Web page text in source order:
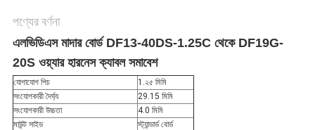
গোপনীয়তা
নীতি
পণ্যের বর্ণনা
এলভিডিএস মাদার বোর্ড DF13-40DS-1.25C থেকে DF19G-
20S ওয়্যার হারনেস ক্যাবল সমাবেশ
যোগাযোগ পিচ
1.২৫ মিমি
সংযোগকারী দৈর্ঘ্য
29.15 মিমি
সংযোগকারী উচ্চতা
4.0 মিমি
মাউন্ট সাইড
স্ট্যান্ডার্ড বোর্ড